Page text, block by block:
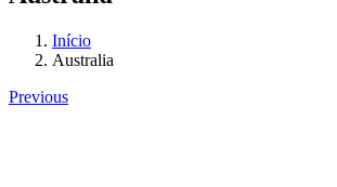
Início
Australia
Previous